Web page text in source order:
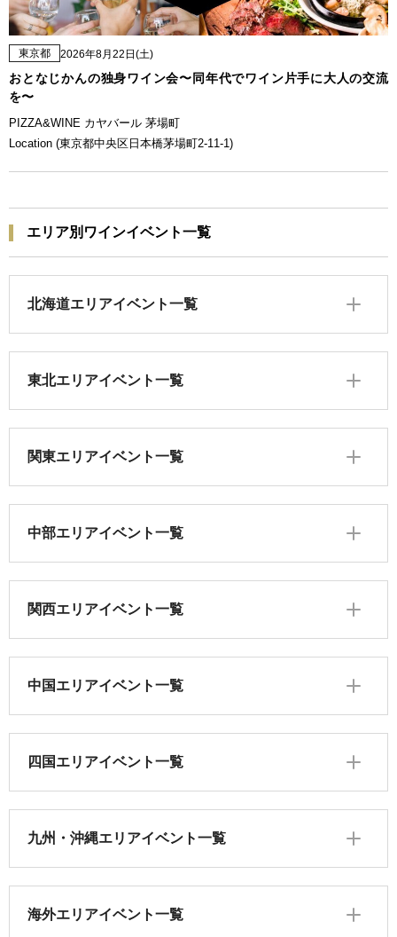
東京都 2026年8月22日(土)
おとなじかんの独身ワイン会〜同年代でワイン片手に大人の交流
を〜
PIZZA&WINE カヤバール 茅場町
Location (東京都中央区日本橋茅場町2-11-1)
エリア別ワインイベント一覧
北海道エリアイベント一覧
東北エリアイベント一覧
関東エリアイベント一覧
中部エリアイベント一覧
関西エリアイベント一覧
中国エリアイベント一覧
四国エリアイベント一覧
九州・沖縄エリアイベント一覧
海外エリアイベント一覧